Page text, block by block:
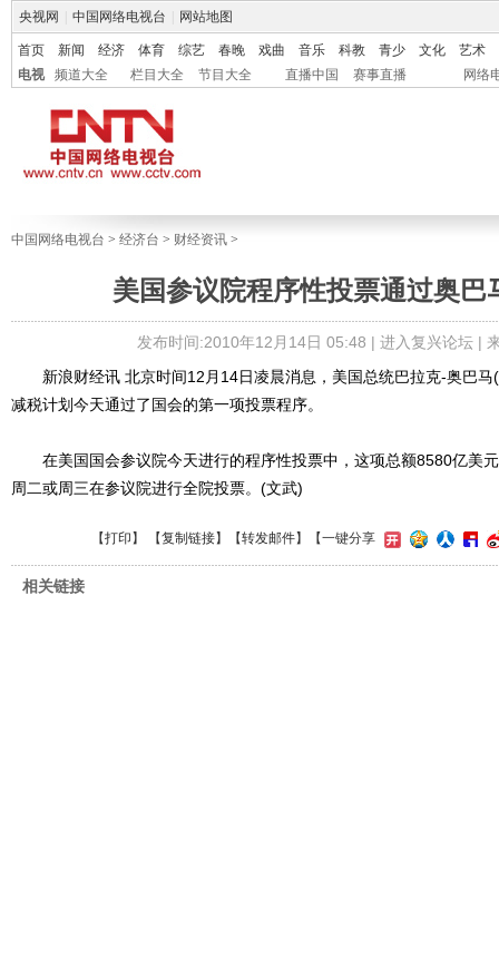
央视网 中国网络电视台 网站地图
首页 新闻 经济 体育 综艺 春晚 戏曲 音乐 科教 青少 文化
艺术
电视
频道大全 栏目大全 节目大全 直播中国 赛事直播 网络
中国网络电视台 > 经济台 > 财经资讯 >
美国参议院程序性投票通过奥巴
发布时间:2010年12月14日 05:48 | 进入复兴论坛|
新浪财经讯 北京时间12月14日凌晨消息，美国总统巴拉克-奥巴马
减税计划今天通过了国会的第一项投票程序。
在美国国会参议院今天进行的程序性投票中，这项总额8580亿美
周二或周三在参议院进行全院投票。(文武)
【打印 】 【复制链接】【转发邮件】 【一键分享
相关链接